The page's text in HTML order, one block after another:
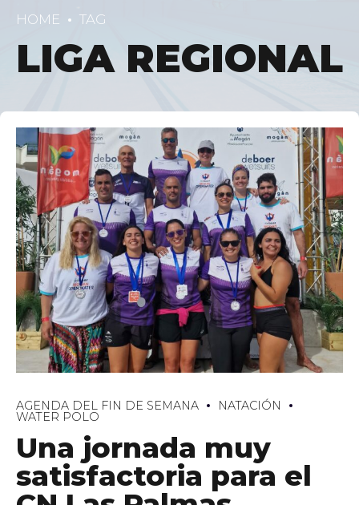
HOME TAG
LIGA REGIONAL
AGENDA DEL FIN DE SEMANA NATACIÓN
WATER POLO
Una jornada muy
satisfactoria para el